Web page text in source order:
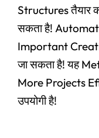
Structures तैयार
सकता है!
Important
जा सकता है! यह
More Projects
उपयोगी है!